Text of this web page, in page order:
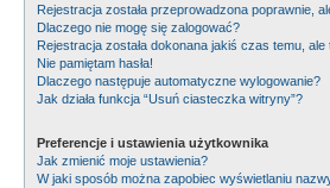
Rejestracja została przeprowadzona poprawnie,
Dlaczego nie mogę się zalogować?
Rejestracja została dokonana jakiś czas temu,
Nie pamiętam hasła!
Dlaczego następuje automatyczne wylogowanie?
Jak działa funkcja “Usuń ciasteczka witryny”?
Preferencje i ustawienia użytkownika
Jak zmienić moje ustawienia?
W jaki sposób można zapobiec wyświetlaniu